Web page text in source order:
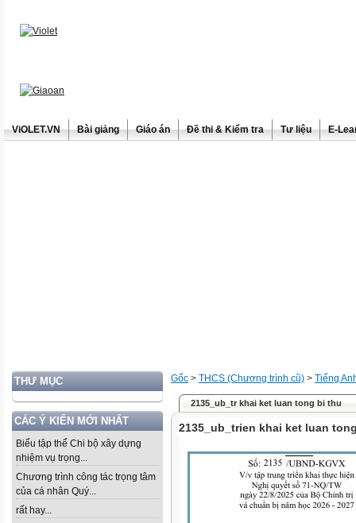
ViOLET.VN Bài giảng Giáo án Đề thi & Kiểm tra Tư liệu E-
THƯ MỤC
CÁC Ý KIẾN MỚI NHẤT
Biểu tập thể Chi bộ xây dựng
nhiệm vụ trọng...
Chương trình công tác trọng tâm
của cá nhân Quý...
rất hay...
Gốc > THCS (Chương trình cũ) > Tiếng
2135_ub_tr khai ket luan tong bi thu
2135_ub_trien khai ket luan